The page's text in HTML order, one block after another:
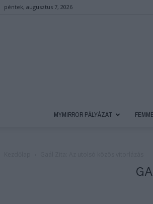
péntek, augusztus 7, 2026
MYMIRROR PÁLYÁZAT